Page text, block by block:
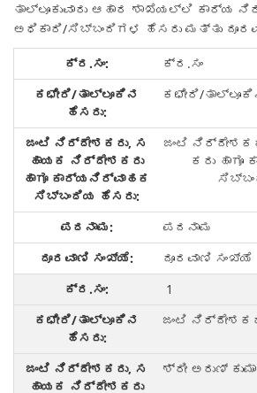
ತಾಲ್ಲೂಕುವಾರು ಆಹಾರ ಶಾಖೆಯಲ್ಲಿ ಕಾರ್ಯ
ಅಧಿಕಾರಿ/ಸಿಬ್ಬಂದಿಗಳ ಹೆಸರು ಮತ್ತು
ಕ್ರ.ಸಂ
ಕಛೇರಿ/
ಜಂಟಿ
ಕರು
ಪದನಾಮ
ದೂರವಾಣಿ ಸಂಖ್ಯೆ
1
ಜಂಟಿ
ಶ್ರೀ ಅರುಣ್